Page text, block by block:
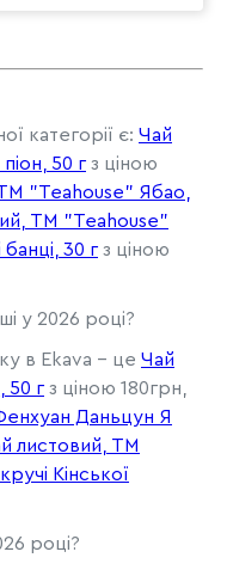
категорії є: Чай
50 г з ціною
"Teahouse" Ябао,
ТМ "Teahouse"
банці, 30 г з ціною
у 2026 році?
в Ekava - це Чай
50 г з ціною 180грн,
Даньцун Я
листовий, ТМ
Кінської
році?